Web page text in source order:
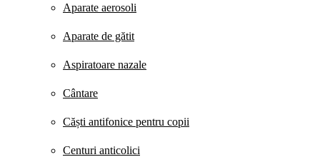
Aparate aerosoli
Aparate de gătit
Aspiratoare nazale
Cântare
Căști antifonice pentru copii
Centuri anticolici